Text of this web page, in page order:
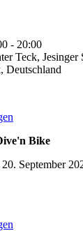
- 20:00
Teck, Jesinger
Deutschland
Bike
20. September